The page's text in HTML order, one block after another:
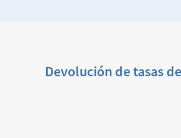
Devolución de tasas